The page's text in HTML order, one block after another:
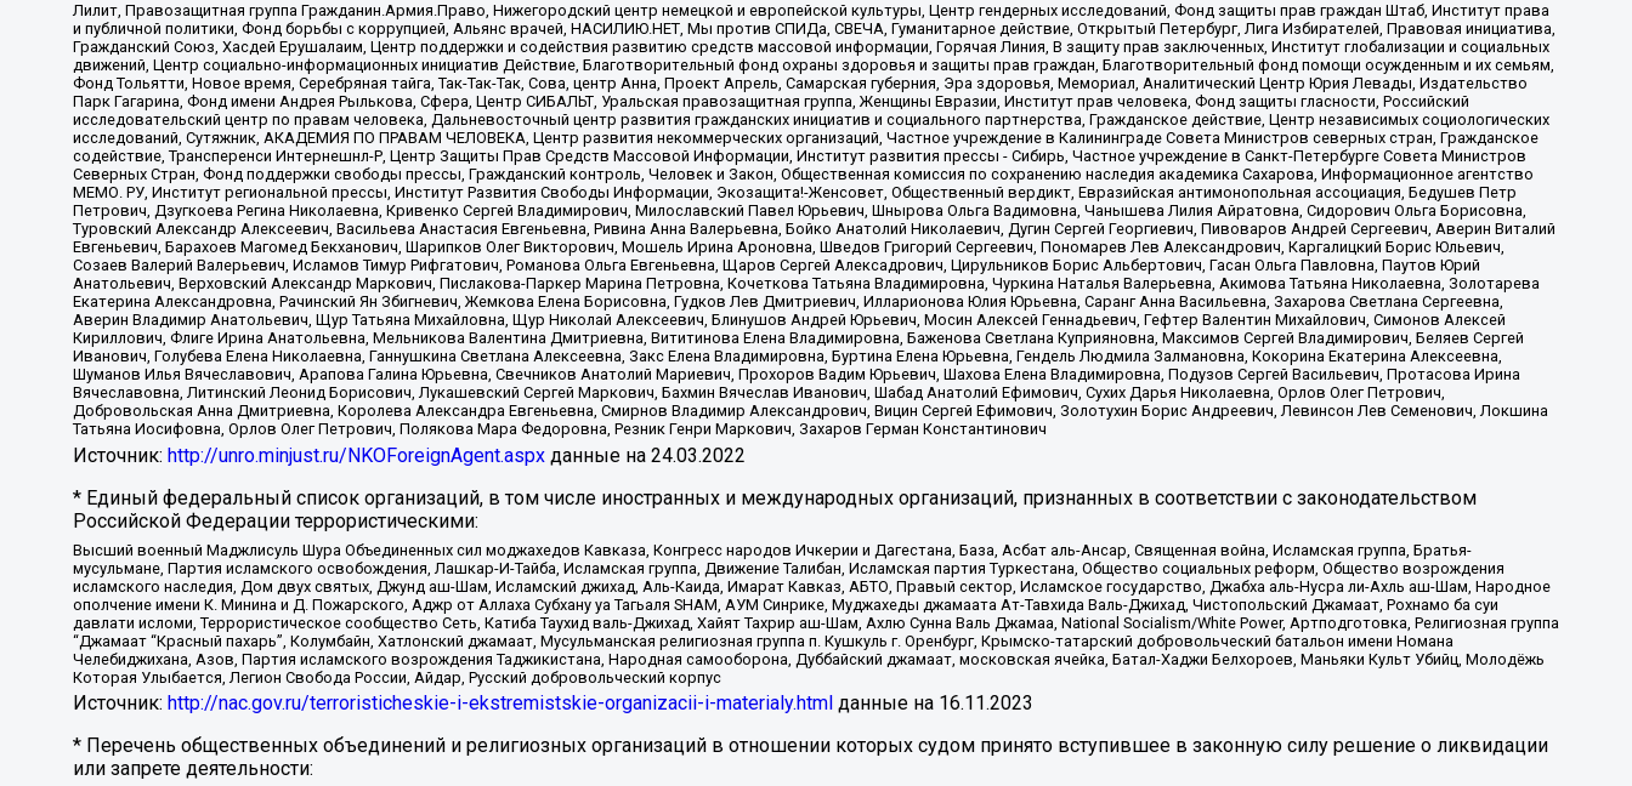
Лилит, Правозащитная группа Гражданин.Армия.Право, Нижегородский центр немецкой и европейской культуры, Центр гендерных исследований, Фонд защиты прав граждан Штаб, Институт права
и публичной политики, Фонд борьбы с коррупцией, Альянс врачей, НАСИЛИЮ.НЕТ, Мы против СПИДа, СВЕЧА, Гуманитарное действие, Открытый Петербург, Лига Избирателей, Правовая инициатива,
Гражданский Союз, Хасдей Ерушалаим, Центр поддержки и содействия развитию средств массовой информации, Горячая Линия, В защиту прав заключенных, Институт глобализации и социальных
движений, Центр социально-информационных инициатив Действие, Благотворительный фонд охраны здоровья и защиты прав граждан, Благотворительный фонд помощи осужденным и их семьям,
Фонд Тольятти, Новое время, Серебряная тайга, Так-Так-Так, Сова, центр Анна, Проект Апрель, Самарская губерния, Эра здоровья, Мемориал, Аналитический Центр Юрия Левады, Издательство
Парк Гагарина, Фонд имени Андрея Рылькова, Сфера, Центр СИБАЛЬТ, Уральская правозащитная группа, Женщины Евразии, Институт прав человека, Фонд защиты гласности, Российский
исследовательский центр по правам человека, Дальневосточный центр развития гражданских инициатив и социального партнерства, Гражданское действие, Центр независимых социологических
исследований, Сутяжник, АКАДЕМИЯ ПО ПРАВАМ ЧЕЛОВЕКА, Центр развития некоммерческих организаций, Частное учреждение в Калининграде Совета Министров северных стран, Гражданское
содействие, Трансперенси Интернешнл-Р, Центр Защиты Прав Средств Массовой Информации, Институт развития прессы - Сибирь, Частное учреждение в Санкт-Петербурге Совета Министров
Северных Стран, Фонд поддержки свободы прессы, Гражданский контроль, Человек и Закон, Общественная комиссия по сохранению наследия академика Сахарова, Информационное агентство
МЕМО. РУ, Институт региональной прессы, Институт Развития Свободы Информации, Экозащита!-Женсовет, Общественный вердикт, Евразийская антимонопольная ассоциация, Бедушев Петр
Петрович, Дзугкоева Регина Николаевна, Кривенко Сергей Владимирович, Милославский Павел Юрьевич, Шнырова Ольга Вадимовна, Чанышева Лилия Айратовна, Сидорович Ольга Борисовна,
Туровский Александр Алексеевич, Васильева Анастасия Евгеньевна, Ривина Анна Валерьевна, Бойко Анатолий Николаевич, Дугин Сергей Георгиевич, Пивоваров Андрей Сергеевич, Аверин Виталий
Евгеньевич, Барахоев Магомед Бекханович, Шарипков Олег Викторович, Мошель Ирина Ароновна, Шведов Григорий Сергеевич, Пономарев Лев Александрович, Каргалицкий Борис Юльевич,
Созаев Валерий Валерьевич, Исламов Тимур Рифгатович, Романова Ольга Евгеньевна, Щаров Сергей Алексадрович, Цирульников Борис Альбертович, Гасан Ольга Павловна, Паутов Юрий
Анатольевич, Верховский Александр Маркович, Пислакова-Паркер Марина Петровна, Кочеткова Татьяна Владимировна, Чуркина Наталья Валерьевна, Акимова Татьяна Николаевна, Золотарева
Екатерина Александровна, Рачинский Ян Збигневич, Жемкова Елена Борисовна, Гудков Лев Дмитриевич, Илларионова Юлия Юрьевна, Саранг Анна Васильевна, Захарова Светлана Сергеевна,
Аверин Владимир Анатольевич, Щур Татьяна Михайловна, Щур Николай Алексеевич, Блинушов Андрей Юрьевич, Мосин Алексей Геннадьевич, Гефтер Валентин Михайлович, Симонов Алексей
Кириллович, Флиге Ирина Анатольевна, Мельникова Валентина Дмитриевна, Вититинова Елена Владимировна, Баженова Светлана Куприяновна, Максимов Сергей Владимирович, Беляев Сергей
Иванович, Голубева Елена Николаевна, Ганнушкина Светлана Алексеевна, Закс Елена Владимировна, Буртина Елена Юрьевна, Гендель Людмила Залмановна, Кокорина Екатерина Алексеевна,
Шуманов Илья Вячеславович, Арапова Галина Юрьевна, Свечников Анатолий Мариевич, Прохоров Вадим Юрьевич, Шахова Елена Владимировна, Подузов Сергей Васильевич, Протасова Ирина
Вячеславовна, Литинский Леонид Борисович, Лукашевский Сергей Маркович, Бахмин Вячеслав Иванович, Шабад Анатолий Ефимович, Сухих Дарья Николаевна, Орлов Олег Петрович,
Добровольская Анна Дмитриевна, Королева Александра Евгеньевна, Смирнов Владимир Александрович, Вицин Сергей Ефимович, Золотухин Борис Андреевич, Левинсон Лев Семенович, Локшина
Татьяна Иосифовна, Орлов Олег Петрович, Полякова Мара Федоровна, Резник Генри Маркович, Захаров Герман Константинович
Источник: http://unro.minjust.ru/NKOForeignAgent.aspx данные на 24.03.2022
* Единый федеральный список организаций, в том числе иностранных и международных организаций, признанных в соответствии с законодательством
Российской Федерации террористическими:
Высший военный Маджлисуль Шура Объединенных сил моджахедов Кавказа, Конгресс народов Ичкерии и Дагестана, База, Асбат аль-Ансар, Священная война, Исламская группа, Братья-
мусульмане, Партия исламского освобождения, Лашкар-И-Тайба, Исламская группа, Движение Талибан, Исламская партия Туркестана, Общество социальных реформ, Общество возрождения
исламского наследия, Дом двух святых, Джунд аш-Шам, Исламский джихад, Аль-Каида, Имарат Кавказ, АБТО, Правый сектор, Исламское государство, Джабха аль-Нусра ли-Ахль аш-Шам, Народное
ополчение имени К. Минина и Д. Пожарского, Аджр от Аллаха Субхану уа Тагьаля SHAM, АУМ Синрике, Муджахеды джамаата Ат-Тавхида Валь-Джихад, Чистопольский Джамаат, Рохнамо ба суи
давлати исломи, Террористическое сообщество Сеть, Катиба Таухид валь-Джихад, Хайят Тахрир аш-Шам, Ахлю Сунна Валь Джамаа, National Socialism/White Power, Артподготовка, Религиозная группа
“Джамаат “Красный пахарь”, Колумбайн, Хатлонский джамаат, Мусульманская религиозная группа п. Кушкуль г. Оренбург, Крымско-татарский добровольческий батальон имени Номана
Челебиджихана, Азов, Партия исламского возрождения Таджикистана, Народная самооборона, Дуббайский джамаат, московская ячейка, Батал-Хаджи Белхороев, Маньяки Культ Убийц, Молодёжь
Которая Улыбается, Легион Свобода России, Айдар, Русский добровольческий корпус
Источник: http://nac.gov.ru/terroristicheskie-i-ekstremistskie-organizacii-i-materialy.html данные на 16.11.2023
* Перечень общественных объединений и религиозных организаций в отношении которых судом принято вступившее в законную силу решение о ликвидации
или запрете деятельности: